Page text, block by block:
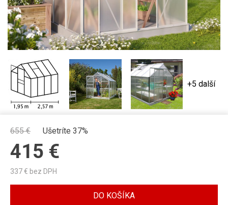
+5 další
655€ Ušetríte 37%
415 €
337€ bez DPH
DO KOŠÍKA